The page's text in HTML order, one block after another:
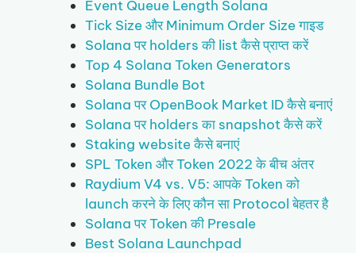
Event Queue Length Solana
Tick Size और Minimum Order Size गाइड
Solana पर holders की list कैसे प्राप्त करें
Top 4 Solana Token Generators
Solana Bundle Bot
Solana पर OpenBook Market ID कैसे बनाएं
Solana पर holders का snapshot कैसे करें
Staking website कैसे बनाएं
SPL Token और Token 2022 के बीच अंतर
Raydium V4 vs. V5: आपके Token को
launch करने के लिए कौन सा Protocol बेहतर है
Solana पर Token की Presale
Best Solana Launchpad